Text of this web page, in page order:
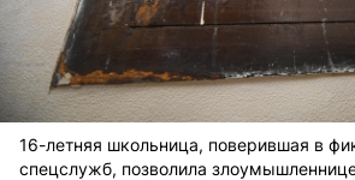
16-летняя школьница, поверившая в
спецслужб, позволила